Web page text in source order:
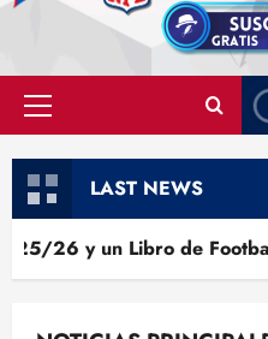
Menú
LAST NEWS
de Football.